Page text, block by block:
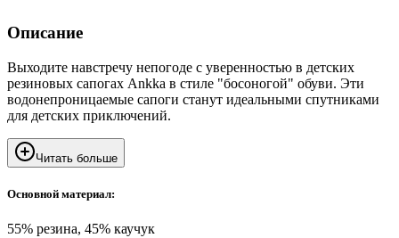
Описание
Выходите навстречу непогоде с уверенностью в детских
резиновых сапогах Ankka в стиле "босоногой" обуви. Эти
водонепроницаемые сапоги станут идеальными спутниками
для детских приключений.
Читать больше
Основной материал:
55% резина, 45% каучук